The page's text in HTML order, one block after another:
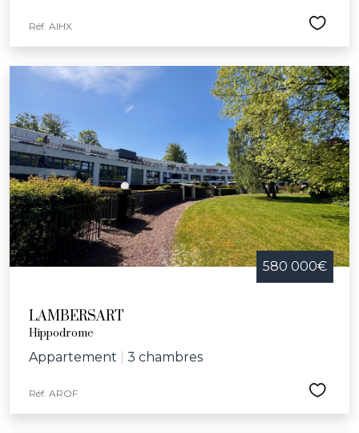
Réf. AIHX
580 000€
LAMBERSART
Hippodrome
Appartement 3 chambres
Réf. AROF